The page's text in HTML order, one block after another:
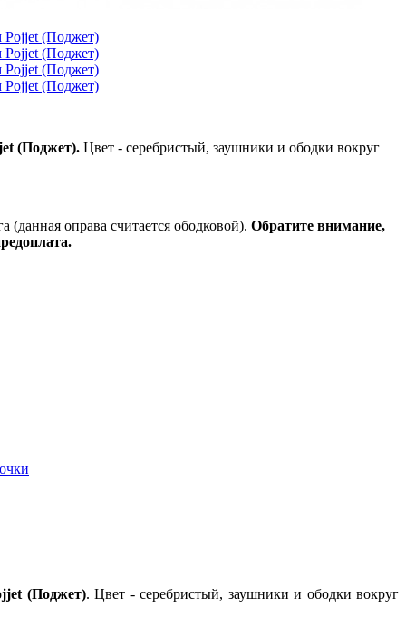
(Поджет). Цвет - серебристый, заушники и ободки вокруг
(данная оправа считается ободковой). Обратите внимание,
(Поджет). Цвет - серебристый, заушники и ободки вокруг